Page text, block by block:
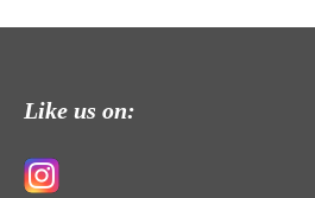
Like us on: